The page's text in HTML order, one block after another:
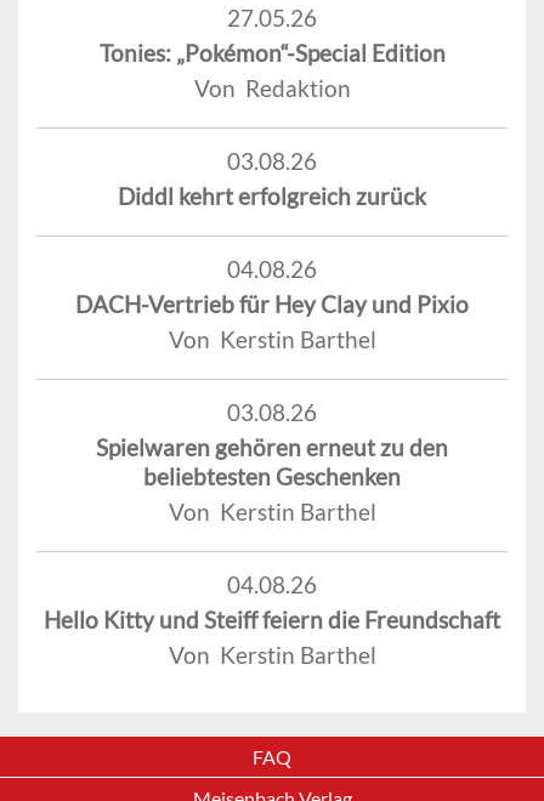
27.05.26
Tonies: „Pokémon“-Special Edition
Von Redaktion
03.08.26
Diddl kehrt erfolgreich zurück
04.08.26
DACH-Vertrieb für Hey Clay und Pixio
Von Kerstin Barthel
03.08.26
Spielwaren gehören erneut zu den
beliebtesten Geschenken
Von Kerstin Barthel
04.08.26
Hello Kitty und Steiff feiern die Freundschaft
Von Kerstin Barthel
FAQ